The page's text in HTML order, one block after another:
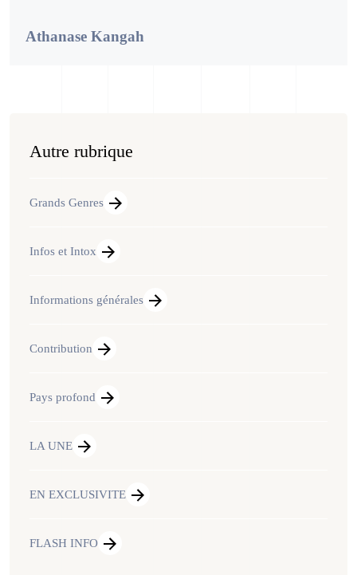
Athanase Kangah
Autre rubrique
Grands Genres
Infos et Intox
Informations générales
Contribution
Pays profond
LA UNE
EN EXCLUSIVITE
FLASH INFO